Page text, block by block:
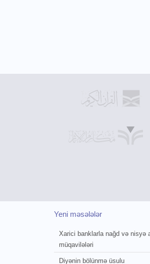
Yeni məsələlər
Xarici banklarla nağd və nisyə
müqavilələri
Diyənin bölünmə üsulu